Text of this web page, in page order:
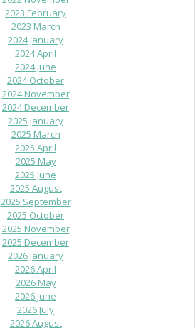
2023 February
2023 March
2024 January
2024 April
2024 June
2024 October
2024 November
2024 December
2025 January
2025 March
2025 April
2025 May
2025 June
2025 August
2025 September
2025 October
2025 November
2025 December
2026 January
2026 April
2026 May
2026 June
2026 July
2026 August